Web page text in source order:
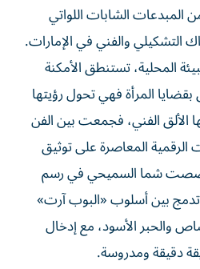
المبدعات الشابات اللواتي
والفني في الإمارات.
المحلية، تستنطق الأمكنة
بقضايا المرأة فهي تحول رؤيتها
الألق الفني، فجمعت بين الفن
الرقمية المعاصرة على توثيق
تخصصت شما السميحي في رسم
بين أسلوب «البوب آرت»
والحبر الأسود، مع إدخال
دقيقة ومدروسة.